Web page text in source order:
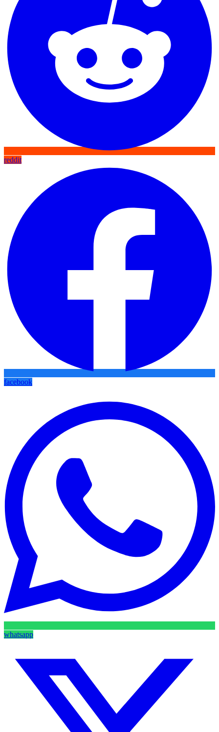
reddit
facebook
whatsapp